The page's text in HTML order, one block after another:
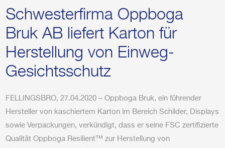
Schwesterfirma Oppboga
Bruk AB liefert Karton für
Herstellung von Einweg-
Gesichtsschutz
FELLINGSBRO, 27.04.2020 – Oppboga Bruk, ein führender
Hersteller von kaschiertem Karton im Bereich Schilder, Displays
sowie Verpackungen, verkündigt, dass er seine FSC zertifizierte
Qualität Oppboga Resilient™ zur Herstellung von